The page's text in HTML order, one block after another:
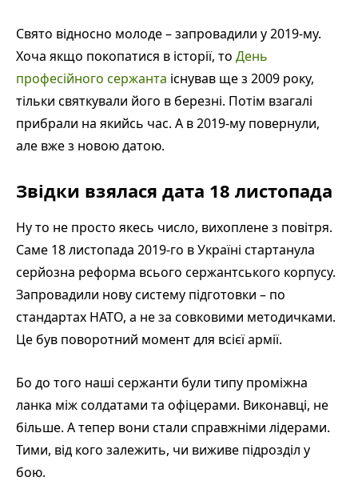
Свято відносно молоде – запровадили у 2019-му.
Хоча якщо покопатися в історії, то День
професійного сержанта існував ще з 2009 року,
тільки святкували його в березні. Потім взагалі
прибрали на якийсь час. А в 2019-му повернули,
але вже з новою датою.
Звідки взялася дата 18 листопада
Ну то не просто якесь число, вихоплене з повітря.
Саме 18 листопада 2019-го в Україні стартанула
серйозна реформа всього сержантського корпусу.
Запровадили нову систему підготовки – по
стандартах НАТО, а не за совковими методичками.
Це був поворотний момент для всієї армії.
Бо до того наші сержанти були типу проміжна
ланка між солдатами та офіцерами. Виконавці, не
більше. А тепер вони стали справжніми лідерами.
Тими, від кого залежить, чи виживе підрозділ у
бою.